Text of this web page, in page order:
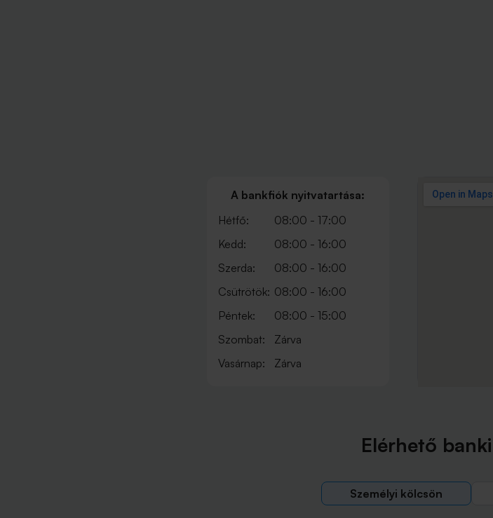
A bankfiók nyitvatartása:
Hétfő:
08:00 - 17:00
Kedd:
08:00 - 16:00
Szerda:
08:00 - 16:00
Csütrötök: 08:00 - 16:00
Péntek:
08:00 - 15:00
Szombat:
Zárva
Vasárnap:
Zárva
Elérhető
Személyi kölcsön